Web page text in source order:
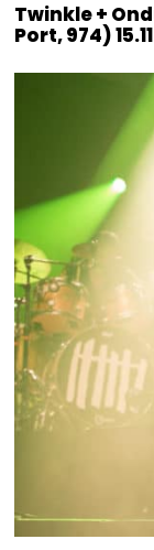
Twinkle +
Port, 974) 15.11